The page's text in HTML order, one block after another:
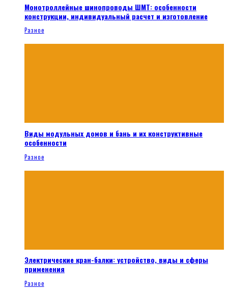
Монотроллейные шинопроводы ШМТ: особенности
конструкции, индивидуальный расчет и изготовление
Разное
Виды модульных домов и бань и их конструктивные
особенности
Разное
Электрические кран-балки: устройство, виды и сферы
применения
Разное